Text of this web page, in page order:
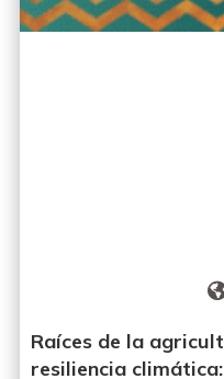
Raíces de la
resiliencia